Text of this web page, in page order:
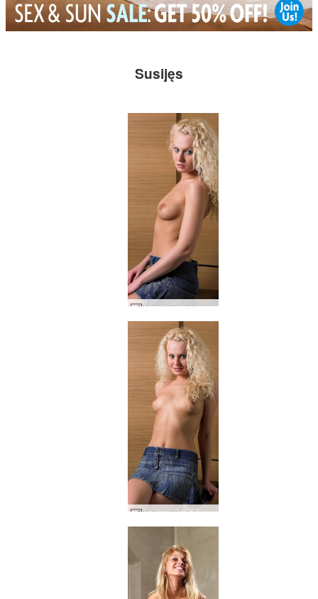
Susijęs
Katka džinsinis sijonas #5
Katka džinsinis sijonas #1